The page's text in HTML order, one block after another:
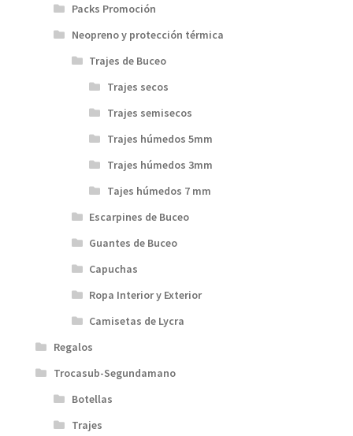
Packs Promoción
Neopreno y protección térmica
Trajes de Buceo
Trajes secos
Trajes semisecos
Trajes húmedos 5mm
Trajes húmedos 3mm
Tajes húmedos 7 mm
Escarpines de Buceo
Guantes de Buceo
Capuchas
Ropa Interior y Exterior
Camisetas de Lycra
Regalos
Trocasub-Segundamano
Botellas
Trajes